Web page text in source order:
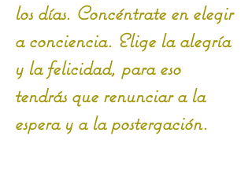
los días. Concéntrate en elegir
a conciencia. Elige la alegría
y la felicidad, para eso
tendrás que renunciar a la
espera y a la postergación.